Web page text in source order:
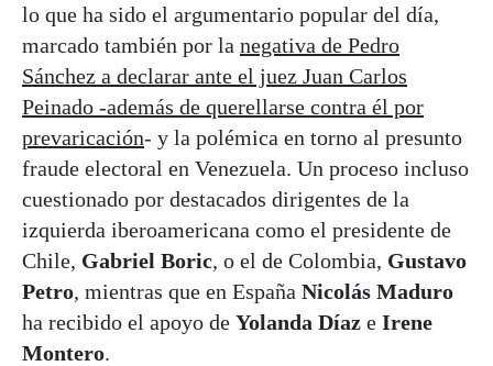
lo que ha sido el argumentario popular del día,
marcado también por la negativa de Pedro
Sánchez a declarar ante el juez Juan Carlos
Peinado -además de querellarse contra él por
prevaricación- y la polémica en torno al presunto
fraude electoral en Venezuela. Un proceso incluso
cuestionado por destacados dirigentes de la
izquierda iberoamericana como el presidente de
Chile, Gabriel Boric, o el de Colombia, Gustavo
Petro, mientras que en España Nicolás Maduro
ha recibido el apoyo de Yolanda Díaz e Irene
Montero.